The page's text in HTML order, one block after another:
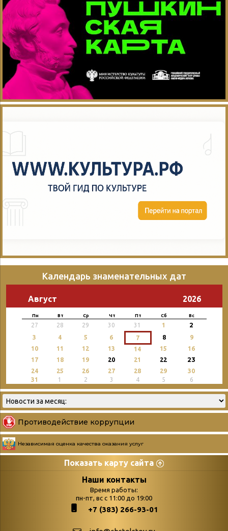
Календарь знаменательных дат
Август 2026
Пн Вт Ср Чт Пт Сб Вс
27 28 29 30 31 1 2
3 4 5 6 7 8
9
10
11 12 13 14 15
16
17
18 19 20 21 22 23
24 25 26 27 28 29
30
31
1 2 3 4 5 6
Противодействие коррупции
Независимая оценка качества оказания услуг
Показать карту сайта
Страницы
podvedenie-itogov-festivalya-
поступлений
Наши контакты
Время работы:
пн-пт, вс с 11:00 до 19:00
+7 (383) 266-93-01